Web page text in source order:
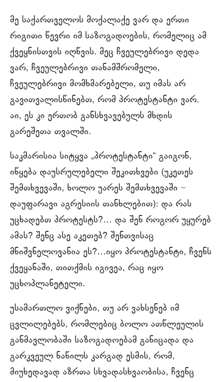
მე საქართველოს მოქალაქე ვარ და ერთი
რიგითი წევრი იმ საზოგადოების, რომელიც ამ
ქვეყნისთვის იღწვის. მეც ჩვეულებრივი დედა
ვარ, ჩვეულებრივი თანამშრომელი,
ჩვეულებრივი მომხმარებელი, თუ იმას არ
გავითვალისწინებთ, რომ პროტესტანტი ვარ.
აი, ეს კი ერთობ განსხვავებულს მხდის
გარეშეთა თვალში.
საკმარისია სიტყვა „პროტესტანტი“ გაიგონ,
იწყება დაუსრულებელი შეკითხვები (უკეთეს
შემთხვევაში, ხოლო უარეს შემთხვევაში −
დაუფარავი აგრესიის თანხლებით): და რას
უცხადებთ პროტესტს?… და შენ როგორ უყურებ
ამას? შენც ასე აკეთებ? შენთვისაც
მნიშვნელოვანია ეს?…იყო პროტესტანტი, ჩვენს
ქვეყანაში, თითქმის იგივეა, რაც იყო
უცხოპლანეტელი.
უსამართლო ვიქნები, თუ არ ვახსენებ იმ
ცვლილებებს, რომლებიც ბოლო ათწლეულის
განმავლობაში საზოგადოებამ განიცადა და
გარკვეულ ნაწილს კარგად ესმის, რომ,
მიუხედავად აზრთა სხვადასხვაობისა, ჩვენც